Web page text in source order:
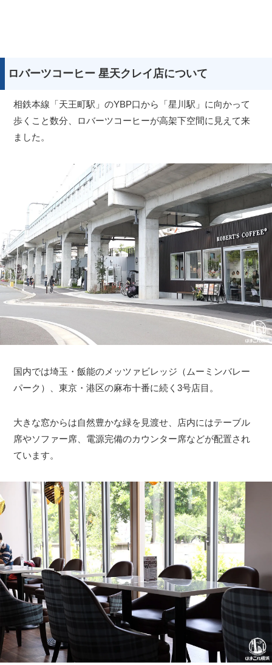
ロバーツコーヒー 星天クレイ店について
相鉄本線「天王町駅」のYBP口から「星川駅」に向かって
歩くこと数分、ロバーツコーヒーが高架下空間に見えて来
ました。
国内では埼玉・飯能のメッツァビレッジ（ムーミンバレー
パーク）、東京・港区の麻布十番に続く3号店目。
大きな窓からは自然豊かな緑を見渡せ、店内にはテーブル
席やソファー席、電源完備のカウンター席などが配置され
ています。